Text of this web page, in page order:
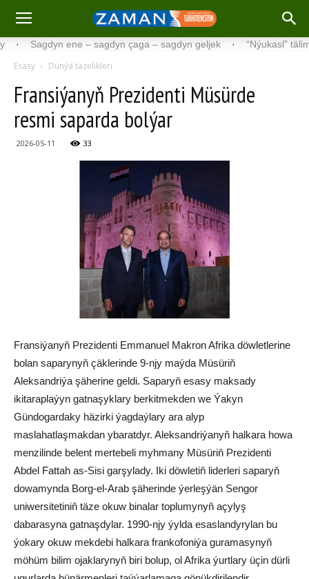
Sagdyn ene – sagdyn çaga – sagdyn geljek · “Nýukasl” tälimçisini
Esasy Dünýä täzelikleri
Fransiýanyň Prezidenti Müsürde
resmi saparda bolýar
2026-05-11 33
Fransiýanyň Prezidenti Emmanuel Makron Afrika döwletlerine
bolan saparynyň çäklerinde 9-njy maýda Müsüriň
Aleksandriýa şäherine geldi. Saparyň esasy maksady
ikitaraplaýyn gatnaşyklary berkitmekden we Ýakyn
Gündogardaky häzirki ýagdaýlary ara alyp
maslahatlaşmakdan ybaratdyr. Aleksandriýanyň halkara howa
menzilinde belent mertebeli myhmany Müsüriň Prezidenti
Abdel Fattah as-Sisi garşylady. Iki döwletiň liderleri saparyň
dowamynda Borg-el-Arab şäherinde ýerleşýän Sengor
uniwersitetiniň täze okuw binalar toplumynyň açylyş
dabarasyna gatnaşdylar. 1990-njy ýylda esaslandyrylan bu
ýokary okuw mekdebi halkara frankofoniýa guramasynyň
möhüm bilim ojaklarynyň biri bolup, ol Afrika ýurtlary üçin dürli